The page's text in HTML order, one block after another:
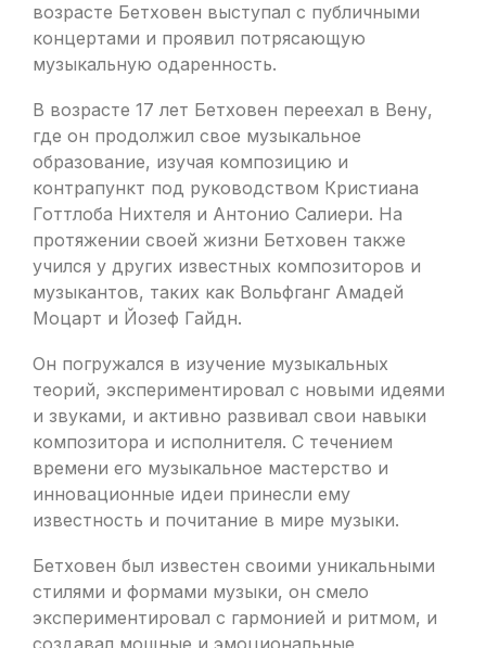
возрасте Бетховен выступал с публичными
концертами и проявил потрясающую
музыкальную одаренность.
В возрасте 17 лет Бетховен переехал в Вену,
где он продолжил свое музыкальное
образование, изучая композицию и
контрапункт под руководством Кристиана
Готтлоба Нихтеля и Антонио Салиери. На
протяжении своей жизни Бетховен также
учился у других известных композиторов и
музыкантов, таких как Вольфганг Амадей
Моцарт и Йозеф Гайдн.
Он погружался в изучение музыкальных
теорий, экспериментировал с новыми идеями
и звуками, и активно развивал свои навыки
композитора и исполнителя. С течением
времени его музыкальное мастерство и
инновационные идеи принесли ему
известность и почитание в мире музыки.
Бетховен был известен своими уникальными
стилями и формами музыки, он смело
экспериментировал с гармонией и ритмом, и
создавал мощные и эмоциональные